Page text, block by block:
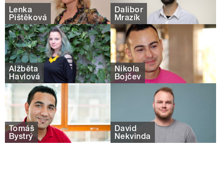
Lenka
Pištěková
Dalibor
Mrazík
Alžběta
Havlová
Nikola
Bojčev
Tomáš
Bystrý
David
Nekvinda